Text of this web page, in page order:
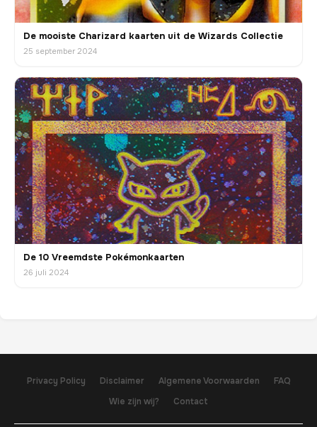
De mooiste Charizard kaarten uit de Wizards Collectie
25 september 2024
De 10 Vreemdste Pokémonkaarten
26 juli 2024
Privacy Policy Disclaimer Algemene Voorwaarden
FAQ
Wie zijn wij?
Contact